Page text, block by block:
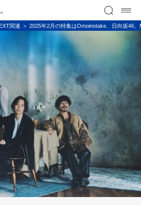
関連 2025年2月の特集はOmoinotake、日向坂46